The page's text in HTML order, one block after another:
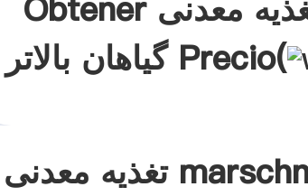
Obtener تغذیه معدنی marschner s از
گیاهان بالاتر Precio(
تغذیه معدنی marschner s از گیاهان بالاتر